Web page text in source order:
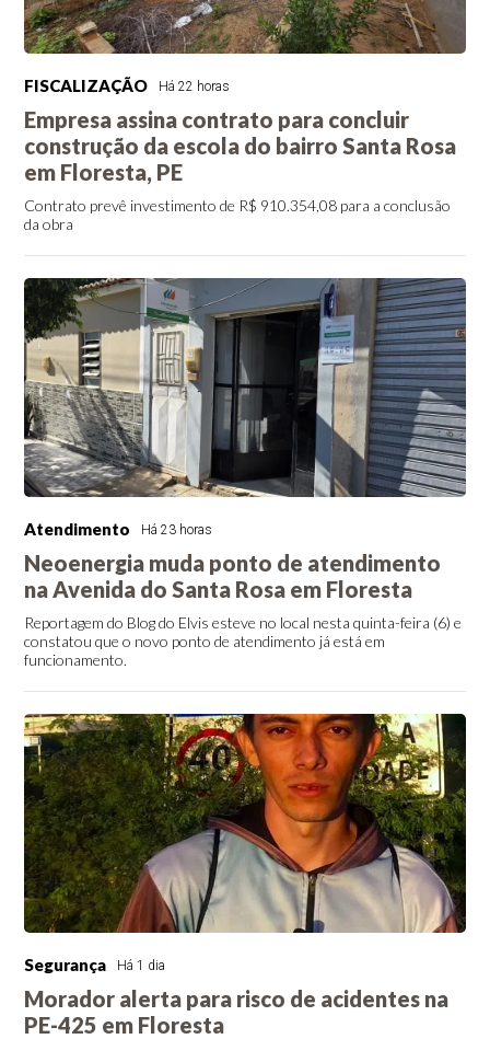
FISCALIZAÇÃO Há 22 horas
Empresa assina contrato para concluir
construção da escola do bairro Santa Rosa
em Floresta, PE
Contrato prevê investimento de R$ 910.354,08 para a conclusão
da obra
Atendimento Há 23 horas
Neoenergia muda ponto de atendimento
na Avenida do Santa Rosa em Floresta
Reportagem do Blog do Elvis esteve no local nesta quinta-feira (6) e
constatou que o novo ponto de atendimento já está em
funcionamento.
Segurança Há 1 dia
Morador alerta para risco de acidentes na
PE-425 em Floresta